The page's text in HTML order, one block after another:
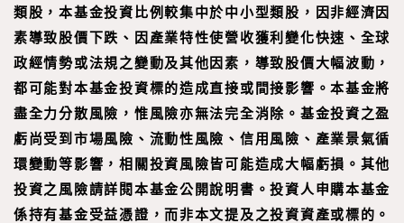
類股，本基金投資比例較集中於中小型類股，因非經濟因
素導致股價下跌、因產業特性使營收獲利變化快速、全球
政經情勢或法規之變動及其他因素，導致股價大幅波動，
都可能對本基金投資標的造成直接或間接影響。本基金將
盡全力分散風險，惟風險亦無法完全消除。基金投資之盈
虧尚受到市場風險、流動性風險、信用風險、產業景氣循
環變動等影響，相關投資風險皆可能造成大幅虧損。其他
投資之風險請詳閱本基金公開說明書。投資人申購本基金
係持有基金受益憑證，而非本文提及之投資資產或標的。